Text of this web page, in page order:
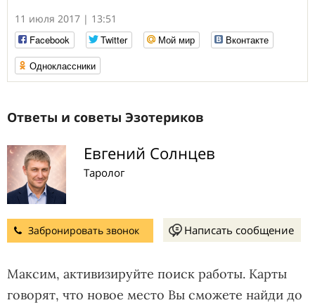
11 июля 2017 | 13:51
Facebook
Twitter Мой мир
Вконтакте
Одноклассники
Ответы и советы Эзотериков
Евгений Солнцев
Таролог
Забронировать звонок Написать сообщение
Максим, активизируйте поиск работы. Карты
говорят, что новое место Вы сможете найди до